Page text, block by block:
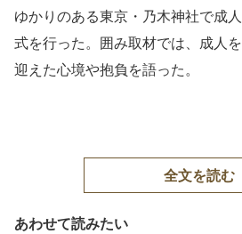
ゆかりのある東京・乃木神社で成人
式を行った。囲み取材では、成人を
迎えた心境や抱負を語った。
全文を読む
あわせて読みたい